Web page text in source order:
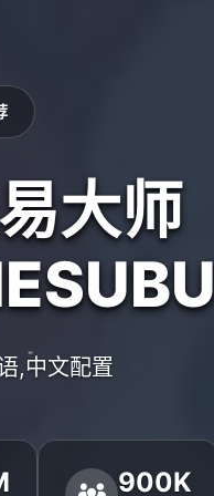
大师
,中文配置
900K